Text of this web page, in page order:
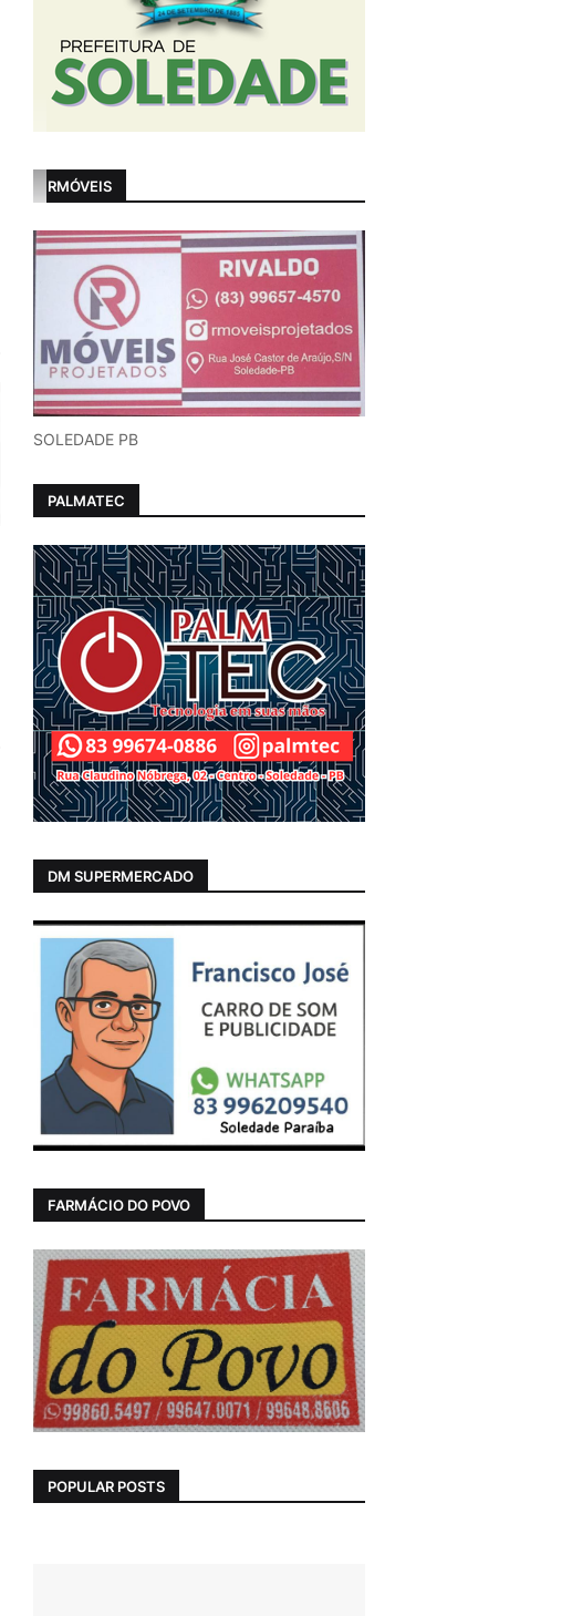
RMÓVEIS
SOLEDADE PB
PALMATEC
DM SUPERMERCADO
FARMÁCIO DO POVO
POPULAR POSTS